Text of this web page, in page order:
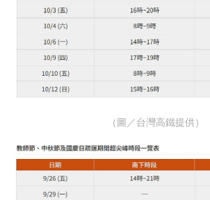
（圖／台灣高鐵提供）